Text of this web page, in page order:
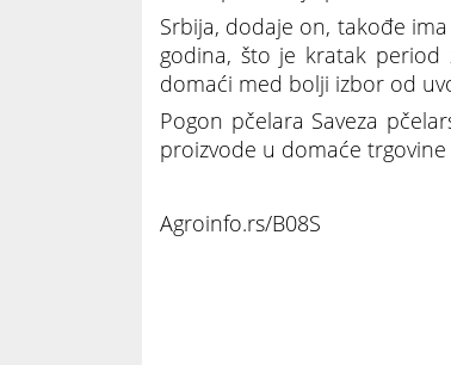
Srbija, dodaje on, takođe
godina, što je kratak period
domaći med bolji izbor od
Pogon pčelara Saveza
proizvode u domaće trgovine
Agroinfo.rs/B08S